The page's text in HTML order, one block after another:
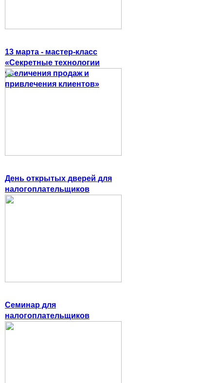
13 марта - мастер-класс
«Секретные технологии
увеличения продаж и
привлечения клиентов»
День открытых дверей для
налогоплательщиков
Семинар для
налогоплательщиков